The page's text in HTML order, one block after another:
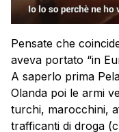
Pensate che
aveva portato “in
A saperlo prima
Olanda poi le armi
turchi, marocchini,
trafficanti di droga